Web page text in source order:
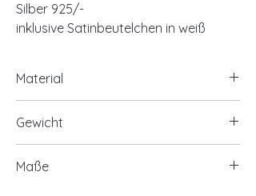
Silber 925/-
inklusive Satinbeutelchen in weiß
Material
Zirkonia
Gewicht
Maße